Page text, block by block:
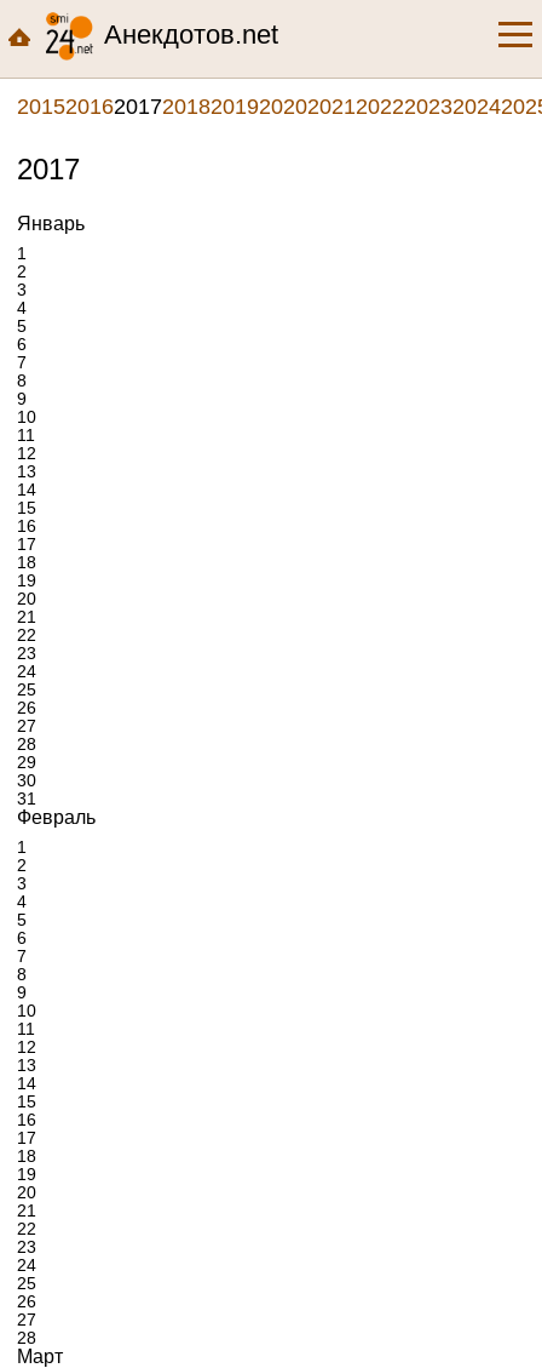
Анекдотов.net
2015201620172018201920202021202220232024
2017
Январь
1
2
3
4
5
6
7
8
9
10
11
12
13
14
15
16
17
18
19
20
21
22
23
24
25
26
27
28
29
30
31
Февраль
1
2
3
4
5
6
7
8
9
10
11
12
13
14
15
16
17
18
19
20
21
22
23
24
25
26
27
28
Март